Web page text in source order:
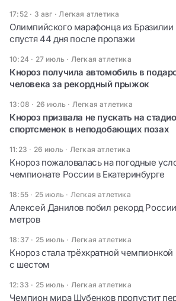
17:52 · 3 авг ·Легкая атлетика
Олимпийского марафонца из
спустя 44 дня после пропажи
10:24 · 27 июль · Легкая атлетика
Кнороз получила автомобиль в
человека за рекордный прыжок
13:08 · 26 июль · Легкая атлетика
Кнороз призвала не пускать на
спортсменок в неподобающих позах
11:23 · 26 июль · Легкая атлетика
Кнороз пожаловалась на погодные
чемпионате России в Екатеринбурге
18:55 · 25 июль · Легкая атлетика
Алексей Данилов побил рекорд
метров
18:37 · 25 июль · Легкая атлетика
Кнороз стала трёхкратной
с шестом
12:33 · 25 июль · Легкая атлетика
Чемпион мира Шубенков пропустит